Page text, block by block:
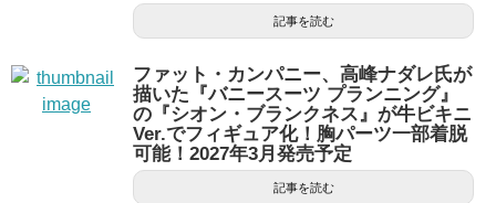
記事を読む
ファット・カンパニー、高峰ナダレ氏が
描いた『バニースーツ プランニング』
の『シオン・ブランクネス』が牛ビキニ
Ver.でフィギュア化！胸パーツ一部着脱
可能！2027年3月発売予定
記事を読む